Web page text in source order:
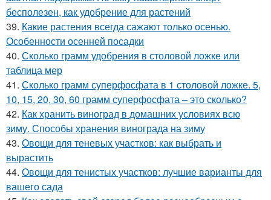
бесполезен, как удобрение для растений
39. Какие растения всегда сажают только осенью.
Особенности осенней посадки
40. Сколько грамм удобрения в столовой ложке или
таблица мер
41. Сколько грамм суперфосфата в 1 столовой ложке. 5,
10, 15, 20, 30, 60 грамм суперфосфата – это сколько?
42. Как хранить виноград в домашних условиях всю
зиму. Способы хранения винограда на зиму
43. Овощи для теневых участков: как выбрать и
вырастить
44. Овощи для тенистых участков: лучшие варианты для
вашего сада